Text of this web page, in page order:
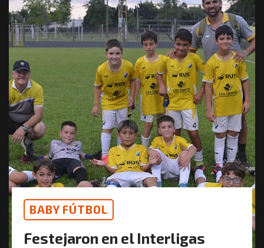
BABY FÚTBOL
Festejaron en el Interligas